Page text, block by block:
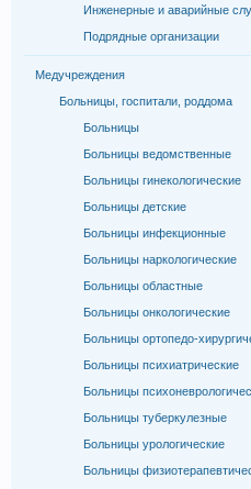
Инженерные и аварийные
Подрядные организации
Медучреждения
Больницы, госпитали, роддома
Больницы
Больницы ведомственные
Больницы гинекологические
Больницы детские
Больницы инфекционные
Больницы наркологические
Больницы областные
Больницы онкологические
Больницы ортопедо-
Больницы психиатрические
Больницы
Больницы туберкулезные
Больницы урологические
Больницы